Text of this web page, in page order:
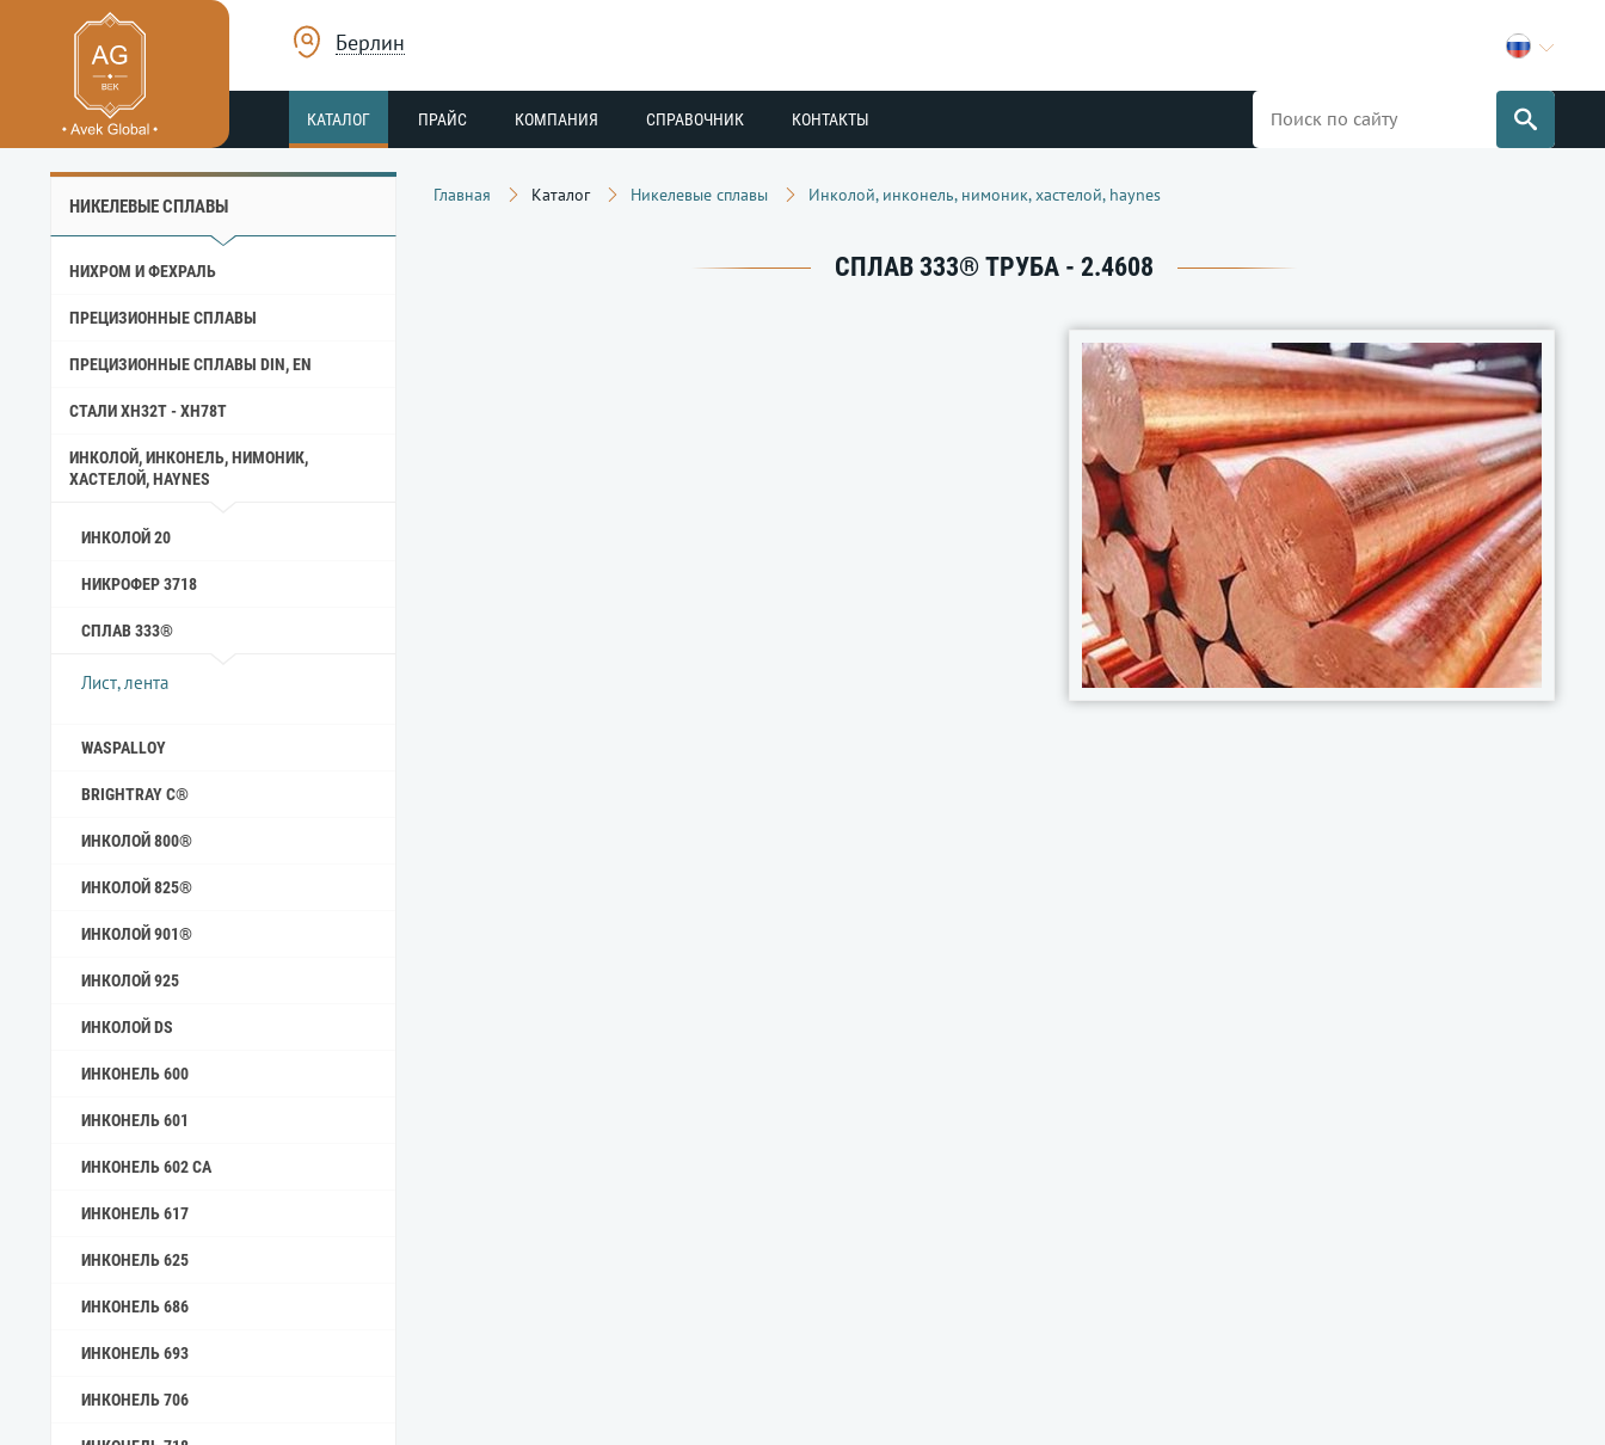
Берлин
КАТАЛОГ ПРАЙС КОМПАНИЯ СПРАВОЧНИК КОНТАКТЫ
НИКЕЛЕВЫЕ СПЛАВЫ
НИХРОМ И ФЕХРАЛЬ
ПРЕЦИЗИОННЫЕ СПЛАВЫ
ПРЕЦИЗИОННЫЕ СПЛАВЫ DIN, EN
СТАЛИ ХН32Т - ХН78Т
ИНКОЛОЙ, ИНКОНЕЛЬ, НИМОНИК,
ХАСТЕЛОЙ, HAYNES
ИНКОЛОЙ 20
НИКРОФЕР 3718
СПЛАВ 333®
Лист, лента
WASPALLOY
BRIGHTRAY C®
ИНКОЛОЙ 800®
ИНКОЛОЙ 825®
ИНКОЛОЙ 901®
ИНКОЛОЙ 925
ИНКОЛОЙ DS
ИНКОНЕЛЬ 600
ИНКОНЕЛЬ 601
ИНКОНЕЛЬ 602 CA
ИНКОНЕЛЬ 617
ИНКОНЕЛЬ 625
ИНКОНЕЛЬ 686
ИНКОНЕЛЬ 693
ИНКОНЕЛЬ 706
Главная Каталог Никелевые сплавы Инколой, инконель, нимоник, хастелой, haynes
СПЛАВ 333® ТРУБА - 2.4608